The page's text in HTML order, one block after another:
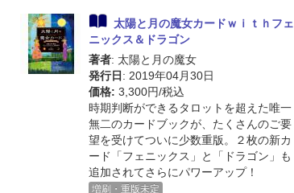
太陽と月の魔女カードｗｉｔｈフェ
ニックス＆ドラゴン
著者: 太陽と月の魔女
発行日 : 2019年04月30日
価格: 3,300円/税込
時期判断ができるタロットを超えた唯一
無二のカードブックが、たくさんのご要
望を受けてついに少数重版。２枚の新カ
ード「フェニックス」と「ドラゴン」も
追加されてさらにパワーアップ！
増刷・重版未定